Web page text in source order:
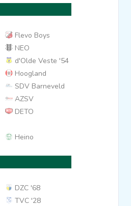
Flevo Boys
NEO
d'Olde Veste '54
Hoogland
SDV Barneveld
AZSV
DETO
Heino
DZC '68
TVC '28